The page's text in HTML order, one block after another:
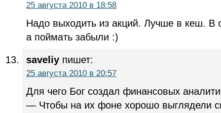
25 августа 2010 в 18:58
Надо выходить из акций. Лучше в кеш. В
а поймать забыли :)
saveliy пишет:
25 августа 2010 в 20:57
Для чего Бог создал финансовых
— Чтобы на их фоне хорошо выглядели